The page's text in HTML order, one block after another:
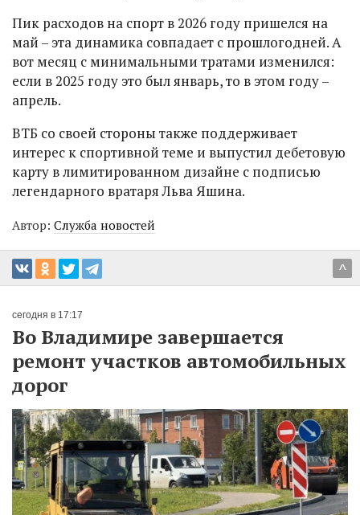
Пик расходов на спорт в 2026 году пришелся на
май – эта динамика совпадает с прошлогодней. А
вот месяц с минимальными тратами изменился:
если в 2025 году это был январь, то в этом году –
апрель.
ВТБ со своей стороны также поддерживает
интерес к спортивной теме и выпустил дебетовую
карту в лимитированном дизайне с подписью
легендарного вратаря Льва Яшина.
Автор: Служба новостей
^
сегодня в 17:17
Во Владимире завершается
ремонт участков автомобильных
дорог